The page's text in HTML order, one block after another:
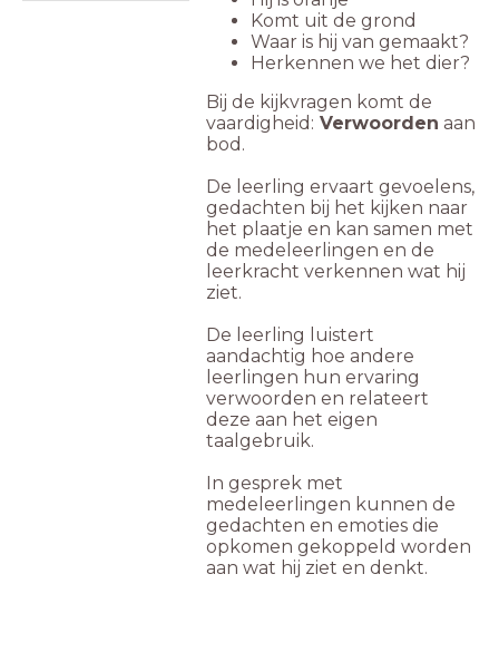
Komt uit de grond
Waar is hij van gemaakt?
Herkennen we het dier?
Bij de kijkvragen komt de
vaardigheid: Verwoorden aan
bod.
De leerling ervaart gevoelens,
gedachten bij het kijken naar
het plaatje en kan samen met
de medeleerlingen en de
leerkracht verkennen wat hij
ziet.
De leerling luistert
aandachtig hoe andere
leerlingen hun ervaring
verwoorden en relateert
deze aan het eigen
taalgebruik.
In gesprek met
medeleerlingen kunnen de
gedachten en emoties die
opkomen gekoppeld worden
aan wat hij ziet en denkt.